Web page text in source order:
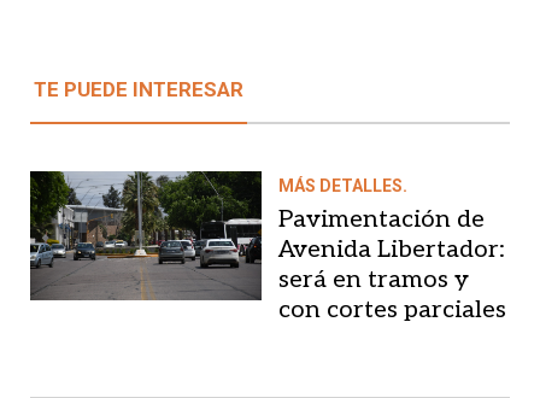
TE PUEDE INTERESAR
MÁS DETALLES.
Pavimentación de
Avenida Libertador:
será en tramos y
con cortes parciales